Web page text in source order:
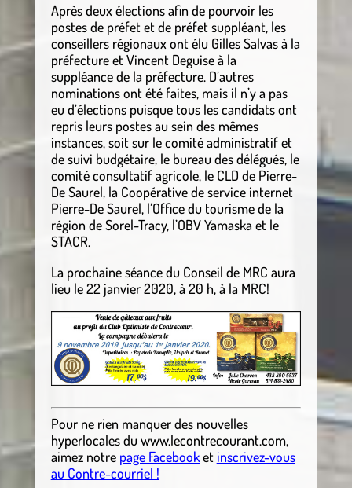
Après deux élections afin de pourvoir les
postes de préfet et de préfet suppléant, les
conseillers régionaux ont élu Gilles Salvas à la
préfecture et Vincent Deguise à la
suppléance de la préfecture. D’autres
nominations ont été faites, mais il n’y a pas
eu d’élections puisque tous les candidats ont
repris leurs postes au sein des mêmes
instances, soit sur le comité administratif et
de suivi budgétaire, le bureau des délégués, le
comité consultatif agricole, le CLD de Pierre-
De Saurel, la Coopérative de service internet
Pierre-De Saurel, l’Office du tourisme de la
région de Sorel-Tracy, l’OBV Yamaska et le
STACR.
La prochaine séance du Conseil de MRC aura
lieu le 22 janvier 2020, à 20 h, à la MRC!
Pour ne rien manquer des nouvelles
hyperlocalesdu www.lecontrecourant.com,
aimez notre page Facebooket inscrivez-vous
au Contre-courriel !